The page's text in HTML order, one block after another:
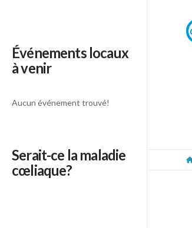
Événements locaux
à venir
Aucun événement trouvé!
Serait-ce la maladie
cœliaque?